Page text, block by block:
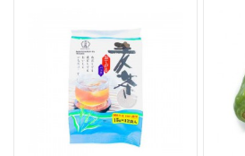
Velegnet både til ren nydelse i små
eller som introduktion til premium
entusiaster, der ønsker en mere